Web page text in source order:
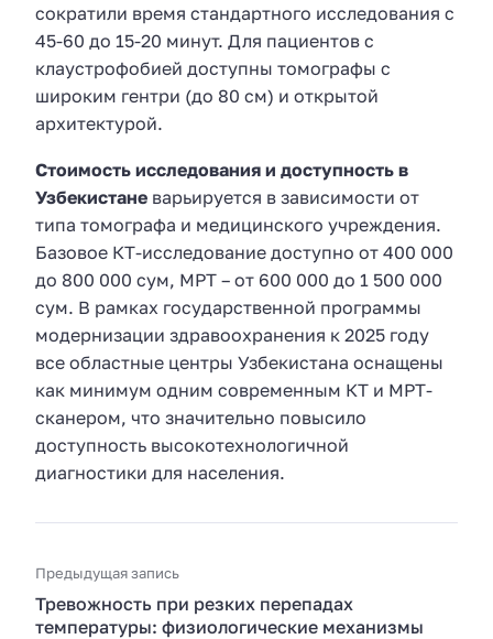
сократили время стандартного исследования с
45-60 до 15-20 минут. Для пациентов с
клаустрофобией доступны томографы с
широким гентри (до 80 см) и открытой
архитектурой.
Стоимость исследования и доступность в
Узбекистане варьируется в зависимости от
типа томографа и медицинского учреждения.
Базовое КТ-исследование доступно от 400 000
до 800 000 сум, МРТ – от 600 000 до 1 500 000
сум. В рамках государственной программы
модернизации здравоохранения к 2025 году
все областные центры Узбекистана оснащены
как минимум одним современным КТ и МРТ-
сканером, что значительно повысило
доступность высокотехнологичной
диагностики для населения.
Предыдущая запись
Тревожность при резких перепадах
температуры: физиологические механизмы